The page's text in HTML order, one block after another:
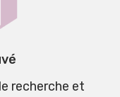
recherche et